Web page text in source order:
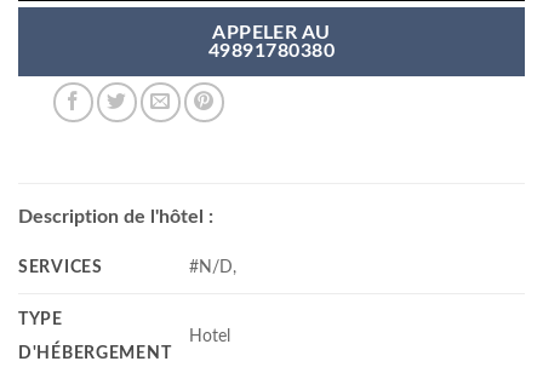
APPELER AU
49891780380
Description de l'hôtel :
SERVICES #N/D,
TYPE
D'HÉBERGEMENT
Hotel